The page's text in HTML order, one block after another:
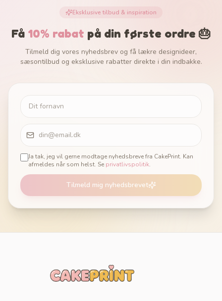
Eksklusive tilbud & inspiration
Få 10% rabat på din første ordre 🎂
Tilmeld dig vores nyhedsbrev og få lækre designideer,
sæsontilbud og eksklusive rabatter direkte i din indbakke.
Ja tak, jeg vil gerne modtage nyhedsbreve fra CakePrint. Kan
afmeldes når som helst. Se privatlivspolitik.
Tilmeld mig nyhedsbrevet